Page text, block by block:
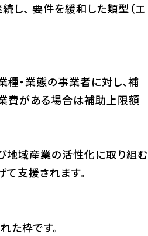
、 要件を緩和した類型（エ
・業態の事業者に対し、補
費がある場合は補助上限額
地域産業の活性化に取り組む
支援されます。
た枠です。